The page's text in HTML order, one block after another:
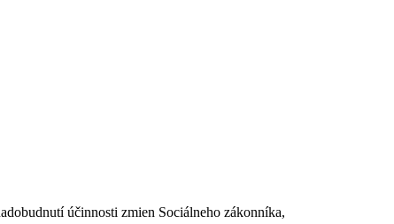
účinnosti zmien Sociálneho zákonníka,